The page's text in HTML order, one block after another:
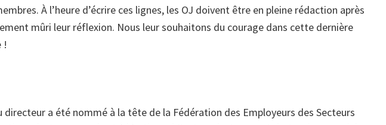
À l’heure d’écrire ces lignes, les OJ doivent être en pleine rédaction après
mûri leur réflexion. Nous leur souhaitons du courage dans cette dernière
!
directeur a été nommé à la tête de la Fédération des Employeurs des Secteurs